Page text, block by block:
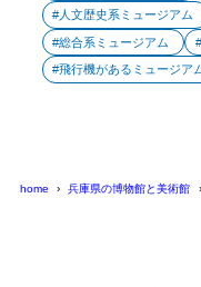
人文歴史系ミュージアム
総合系ミュージアム
飛行機があるミュージア
home 兵庫県の博物館と美術館